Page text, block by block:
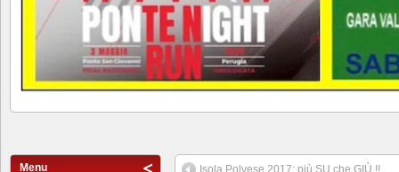
Menu Isola Polvese 2017: più SU che GIÙ !!